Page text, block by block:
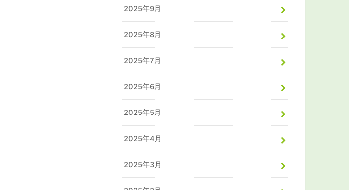
2025年9月
2025年8月
2025年7月
2025年6月
2025年5月
2025年4月
2025年3月